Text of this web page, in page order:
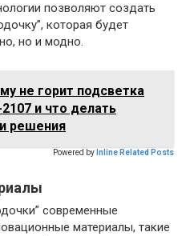
позволяют создать
которая будет
но и модно.
не горит подсветка
и что делать
решения
Powered by Inline Related Posts
современные
материалы, такие